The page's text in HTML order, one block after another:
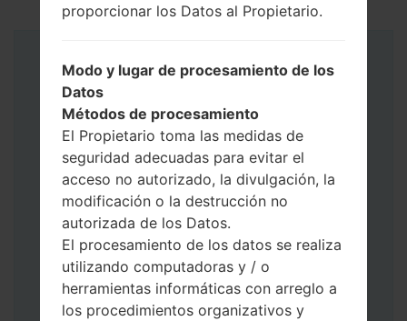
Instrucciones
proporcionar los Datos al Propietario.
Modo y lugar de procesamiento de los
Datos
Métodos de procesamiento
El Propietario toma las medidas de
seguridad adecuadas para evitar el
acceso no autorizado, la divulgación, la
modificación o la destrucción no
autorizada de los Datos.
El procesamiento de los datos se realiza
utilizando computadoras y / o
herramientas informáticas con arreglo a
los procedimientos organizativos y